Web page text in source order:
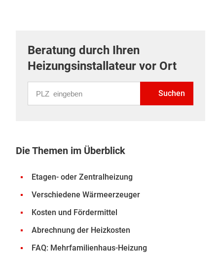
Beratung durch Ihren
Heizungsinstallateur vor Ort
Suchen
Die Themen im Überblick
Etagen- oder Zentralheizung
Verschiedene Wärmeerzeuger
Kosten und Fördermittel
Abrechnung der Heizkosten
FAQ: Mehrfamilienhaus-Heizung